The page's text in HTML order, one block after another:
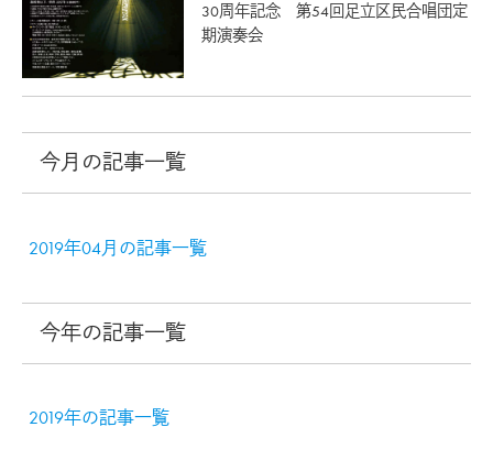
30周年記念 第54回足立区民合唱団定
期演奏会
今月の記事一覧
2019年04月の記事一覧
今年の記事一覧
2019年の記事一覧